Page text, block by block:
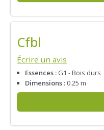
Cfbl
Écrire un avis
Essences : G1 - Bois durs
Dimensions : 0.25 m